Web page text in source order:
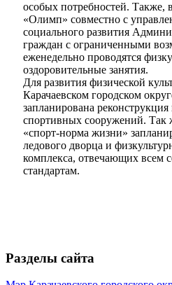
особых потребностей. Также,
«Олимп» совместно с
социального развития
граждан с ограниченными
еженедельно проводятся
оздоровительные занятия.
Для развития физической
Карачаевском городском
запланирована
спортивных сооружений. Так
«спорт-норма жизни»
ледового дворца и
комплекса, отвечающих всем
стандартам.
Разделы сайта